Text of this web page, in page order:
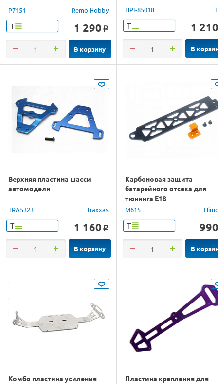
P7151 Remo Hobby
Т 1 290 o
В корзину
HPI-85018
Т 1 210
В
Верхняя пластина шасси
автомодели
TRA5323 Traxxas
Т 1 160 o
В корзину
Карбоновая защита
батарейного отсека для
тюнинга E18
M615
Т 990
В
Комбо пластина усиления
Пластина крепления для